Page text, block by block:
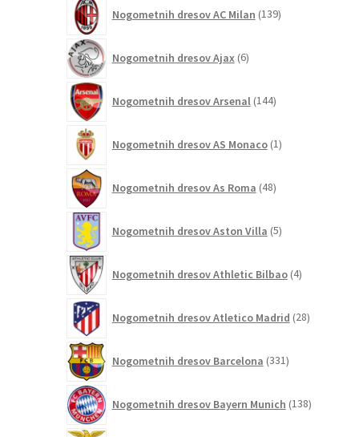
Nogometnih dresov AC Milan 139izdelkov
Nogometnih dresov Ajax 6izdelkov
Nogometnih dresov Arsenal 144izdelkov
Nogometnih dresov AS Monaco 1izdelek
Nogometnih dresov As Roma 48izdelkov
Nogometnih dresov Aston Villa 5izdelkov
Nogometnih dresov Athletic Bilbao 4izdelki
Nogometnih dresov Atletico Madrid 28izdelkov
Nogometnih dresov Barcelona 331izdelkov
Nogometnih dresov Bayern Munich 138izdelkov